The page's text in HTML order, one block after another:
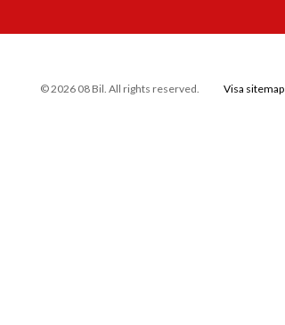
© 2026 08 Bil. All rights reserved. Visa sitemap